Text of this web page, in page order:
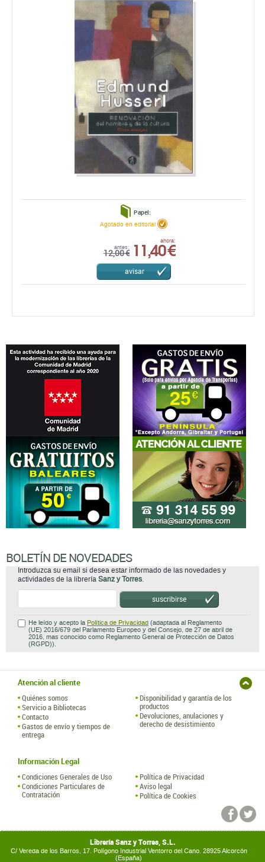
Papel:
antes:
12,00 €
ahora:
11,40 €
Agotado en editorial
avisar
BOLETÍN DE NOVEDADES
Introduzca su email si desea estar informado de las novedades y
actividades de la librería Sanz y Torres
suscribirse
He leído y acepto la Política de Privacidad (adaptada al Reglamento
(UE) 2016/679 del Parlamento Europeo y del Consejo, de 27 de abril de
2016, mas conocido como Reglamento General de Protección de Datos
(RGPD)).
Atención al cliente
Quiénes somos
Servicio a Bibliotecas
Contacto
Gastos de envío y tiempos de
entrega
Disponibilidad y garantía de los
productos
Devoluciones, anulaciones y
derecho de desistimiento
Información Legal
Condiciones Generales de Uso
Condiciones Particulares de
Contratación
Política de Privacidad
Aviso legal
Política de Cookies
Librería Sanz y Torres, S.L.
C/ Vereda de los Barros, 17. Polígono Industrial Ventorro del Cano. 28925 Alcorcón
(España)